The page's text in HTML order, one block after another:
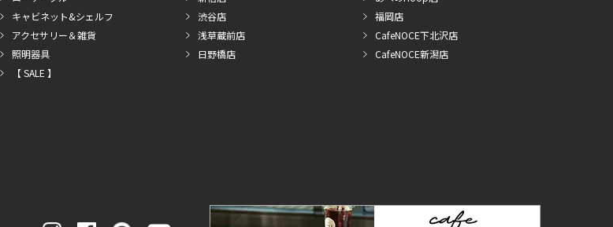
キャビネット&シェルフ
アクセサリー＆雑貨
照明器具
【 SALE 】
渋谷店
浅草蔵前店
日野橋店
福岡店
CafeNOCE下北沢店
CafeNOCE新潟店